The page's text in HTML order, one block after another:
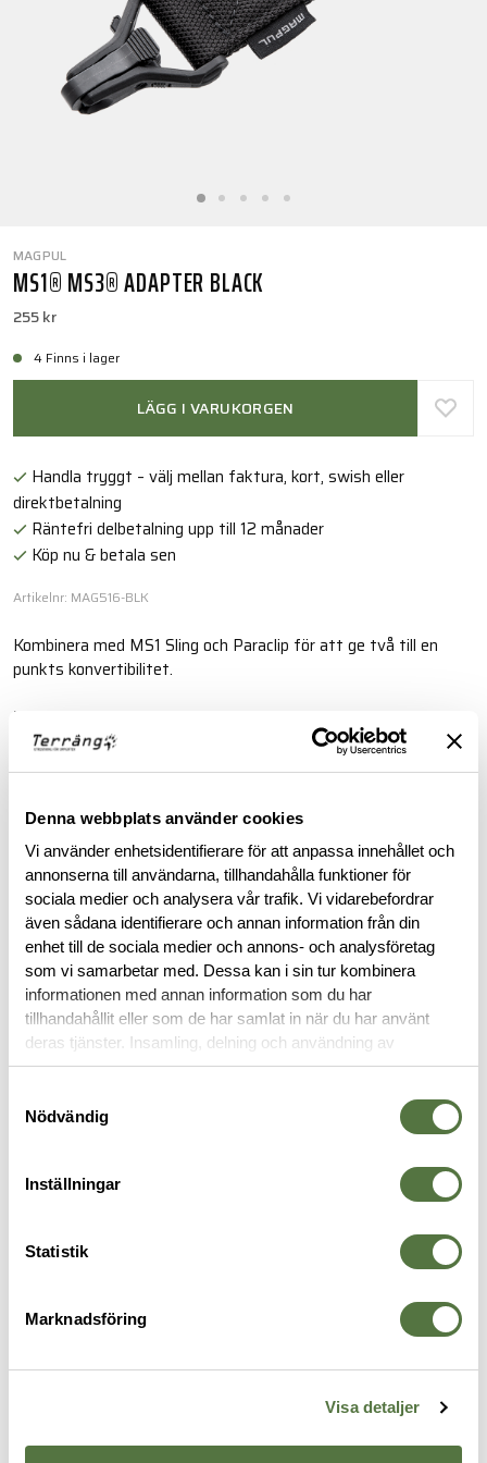
Denna webbplats använder cookies
Vi använder enhetsidentifierare för att anpassa innehållet och
annonserna till användarna, tillhandahålla funktioner för
sociala medier och analysera vår trafik. Vi vidarebefordrar
även sådana identifierare och annan information från din
enhet till de sociala medier och annons- och analysföretag
som vi samarbetar med. Dessa kan i sin tur kombinera
informationen med annan information som du har
tillhandahållit eller som de har samlat in när du har använt
deras tjänster. Insamling, delning och användning av
personuppgifter kan användas för personalisering av
Nödvändig
Inställningar
Statistik
Marknadsföring
Visa detaljer
MAGPUL
MS1® MS3® ADAPTER BLACK
255 kr
4 Finns i lager
LÄGG I VARUKORGEN
Handla tryggt – välj mellan faktura, kort, swish eller
direktbetalning
Räntefri delbetalning upp till 12 månader
Köp nu & betala sen
Artikelnr: MAG516-BLK
Kombinera med MS1 Sling och Paraclip för att ge två till en
punkts konvertibilitet.
Läs mer
RECENSIONER
OM VARUMÄRKET
VAPENREMMAR
VIKING TACTICS
975 kr
315 kr